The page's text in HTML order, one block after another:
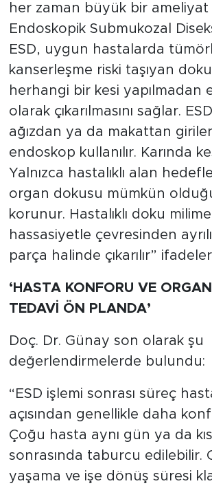
her zaman büyük bir ameliyat
Endoskopik Submukozal
ESD, uygun hastalarda
kanserleşme riski taşıyan
herhangi bir kesi yapılmadan
olarak çıkarılmasını sağlar.
ağızdan ya da makattan
endoskop kullanılır. Karında
Yalnızca hastalıklı alan
organ dokusu mümkün
korunur. Hastalıklı doku
hassasiyetle çevresinden
parça halinde çıkarılır”
‘HASTA KONFORU VE
TEDAVİ ÖN PLANDA’
Doç. Dr. Günay son olarak şu
değerlendirmelerde bulundu:
“ESD işlemi sonrası süreç
açısından genellikle daha
Çoğu hasta aynı gün ya da
sonrasında taburcu edilebilir.
yaşama ve işe dönüş süresi